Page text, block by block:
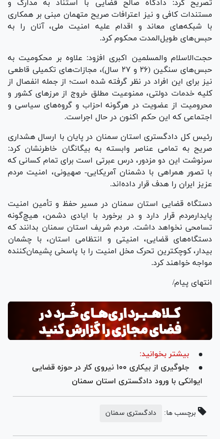
تصریح کرد: دادگاه صالح قضایی با استناد به مدارک و
مستندات کافی و نیز اعترافات صریح متهمان مبنی بر همکاری
با شبکه‌های معاند و اقدام علیه امنیت ملی، آنان را به
حبس‌های طویل‌المدت محکوم کرد.
حجت‌الاسلام والمسلمین اکبری افزود: علاوه بر محکومیت به
حبس‌های سنگین (۲۶ و ۲۷ سال)، مجازات‌های تکمیلی قاطعی
نیز برای این افراد در نظر گرفته شده است؛ از جمله انفصال از
کلیه خدمات دولتی، ممنوعیت مطلق خروج از مرز‌های کشور و
محرومیت از عضویت در هرگونه احزاب و گروه‌های سیاسی و
اجتماعی که این حکم اکنون در حال اجراست.
رئیس کل دادگستری استان سمنان در پایان با ارسال هشداری
صریح به تمامی عناصر وابسته به بیگانگان خاطرنشان کرد:
سرنوشت این دو مزدور، درس عبرتی است برای تمام کسانی که
با تصور همراهی با دشمنان آمریکایی- صهیونی، امنیت مردم
عزیز ایران را هدف قرار داده‌اند.
دستگاه قضایی استان سمنان در مسیر حفظ و تأمین امنیت
پایدارمردم قرار دارد و در برخورد با ایادی دشمن، هیچ‌گونه
تسامحی نخواهد داشت. مردم شریف استان سمنان بدانند که
دستگاه‌های قضایی، امنیتی و انتظامی استان، با چشمان
بیدار، کوچکترین تحرک مخل امنیت را با پاسخی پشیمان‌کننده
مواجه خواهند کرد.
انتهای پیام/
بیشتر بخوانید:
جلوگیری از بیکاری ۱۰۰ نیروی کار در حوزه قضایی
ایوانکی با ورود دادگستری استان سمنان
برچسب ها: دادگستری سمنان